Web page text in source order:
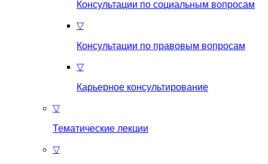
Консультации по социальным вопросам
▽
Консультации по правовым вопросам
▽
Карьерное консультирование
▽
Тематические лекции
▽